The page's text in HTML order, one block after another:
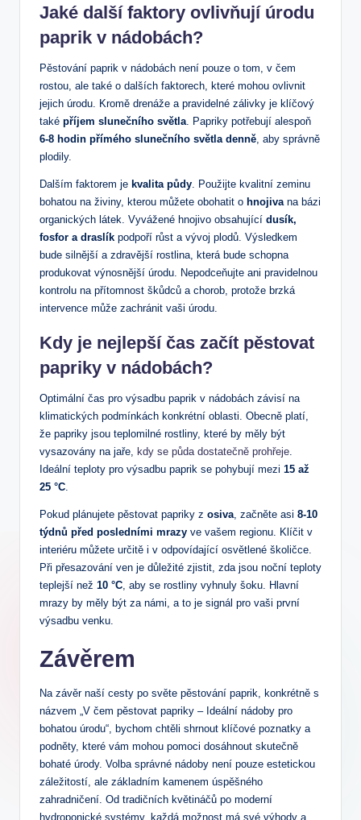
Jaké další faktory ovlivňují úrodu
paprik v nádobách?
Pěstování paprik v nádobách není pouze o tom, v čem
rostou, ale také o dalších faktorech, které mohou ovlivnit
jejich úrodu. Kromě drenáže a pravidelné zálivky je klíčový
také příjem slunečního světla. Papriky potřebují alespoň
6-8 hodin přímého slunečního světla denně, aby správně
plodily.
Dalším faktorem je kvalita půdy. Použijte kvalitní zeminu
bohatou na živiny, kterou můžete obohatit o hnojivana bázi
organických látek. Vyvážené hnojivo obsahující dusík,
fosfor a draslík podpoří růst a vývoj plodů. Výsledkem
bude silnější a zdravější rostlina, která bude schopna
produkovat výnosnější úrodu. Nepodceňujte ani pravidelnou
kontrolu na přítomnost škůdců a chorob, protože brzká
intervence může zachránit vaši úrodu.
Kdy je nejlepší čas začít pěstovat
papriky v nádobách?
Optimální čas pro výsadbu paprik v nádobách závisí na
klimatických podmínkách konkrétní oblasti. Obecně platí,
že papriky jsou teplomilné rostliny, které by měly být
vysazovány na jaře, kdy se půda dostatečně prohřeje.
Ideální teploty pro výsadbu paprik se pohybují mezi 15 až
25 °C.
Pokud plánujete pěstovat papriky z osiva, začněte asi 8-10
týdnů před posledními mrazy ve vašem regionu. Klíčit v
interiéru můžete určitě i v odpovídající osvětlené školičce.
Při přesazování ven je důležité zjistit, zda jsou noční teploty
teplejší než 10 °C, aby se rostliny vyhnuly šoku. Hlavní
mrazy by měly být za námi, a to je signál pro vaši první
výsadbu venku.
Závěrem
Na závěr naší cesty po světe pěstování paprik, konkrétně s
názvem „V čem pěstovat papriky – Ideální nádoby pro
bohatou úrodu“, bychom chtěli shrnout klíčové poznatky a
podněty, které vám mohou pomoci dosáhnout skutečně
bohaté úrody. Volba správné nádoby není pouze estetickou
záležitostí, ale základním kamenem úspěšného
zahradničení. Od tradičních květináčů po moderní
hydroponické systémy, každá možnost má své výhody a